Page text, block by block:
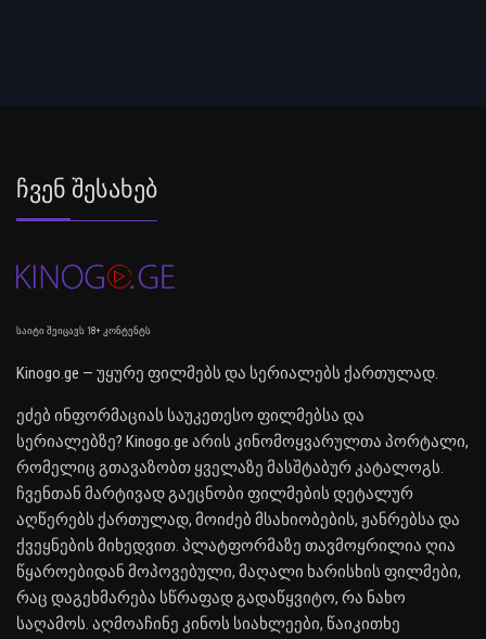
Ჩვენ Შესახებ
საიტი შეიცავს 18+ კონტენტს
Kinogo.ge — უყურე ფილმებს და სერიალებს ქართულად.
ეძებ ინფორმაციას საუკეთესო ფილმებსა და
სერიალებზე? Kinogo.ge არის კინომოყვარულთა პორტალი,
რომელიც გთავაზობთ ყველაზე მასშტაბურ კატალოგს.
ჩვენთან მარტივად გაეცნობი ფილმების დეტალურ
აღწერებს ქართულად, მოიძებ მსახიობების, ჟანრებსა და
ქვეყნების მიხედვით. პლატფორმაზე თავმოყრილია ღია
წყაროებიდან მოპოვებული, მაღალი ხარისხის ფილმები,
რაც დაგეხმარება სწრაფად გადაწყვიტო, რა ნახო
საღამოს. აღმოაჩინე კინოს სიახლეები, წაიკითხე